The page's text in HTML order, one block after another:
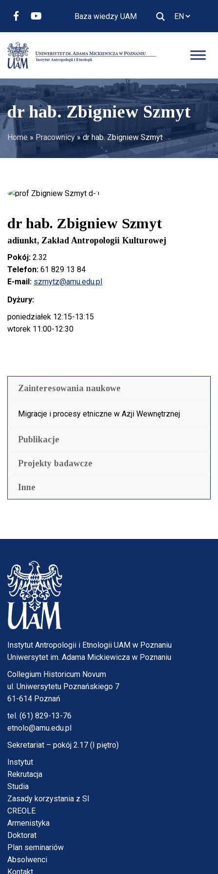
Baza wiedzy UAM
dr hab. Zbigniew Szmyt
Home » Pracownicy» dr hab. Zbigniew Szmyt
dr hab. Zbigniew Szmyt
adiunkt, Zakład Antropologii Kulturowej
Pokój: 2.32
Telefon: 61 829 13 84
E-mail: szmytz@amu.edu.pl
Dyżury:
poniedziałek 12:15-13:15
wtorek 11:00-12:30
Zainteresowania naukowe
Migracje i procesy etniczne w Azji Wewnętrznej
Publikacje
Projekty badawcze
Inne
Instytut Antropologii i Etnologii UAM w Poznaniu
Uniwersytet im. Adama Mickiewicza w Poznaniu
Collegium Historicum Novum
ul. Uniwersytetu Poznańskiego 7
61-614 Poznań
tel. (61) 829-13-76
etnolo@amu.edu.pl
Sekretariat – pokój 2.17 (I piętro)
Instytut
Rekrutacja
Studia
Zasady korzystania z SI
CREOLE
Armenistyka
Doktorat
Plan seminariów
Absolwenci
Kontakt